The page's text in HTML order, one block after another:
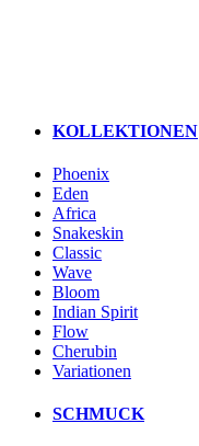
KOLLEKTIONEN
Phoenix
Eden
Africa
Snakeskin
Classic
Wave
Bloom
Indian Spirit
Flow
Cherubin
Variationen
SCHMUCK